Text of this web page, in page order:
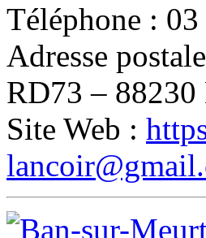
Téléphone :
Adresse
RD73 –
Site Web :